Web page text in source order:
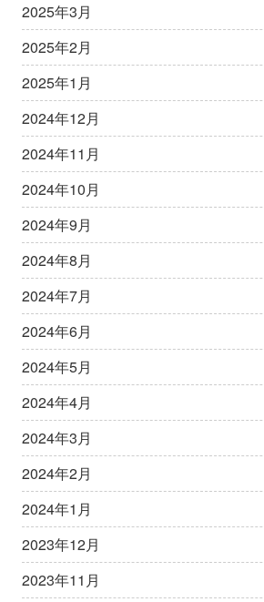
2025年3月
2025年2月
2025年1月
2024年12月
2024年11月
2024年10月
2024年9月
2024年8月
2024年7月
2024年6月
2024年5月
2024年4月
2024年3月
2024年2月
2024年1月
2023年12月
2023年11月